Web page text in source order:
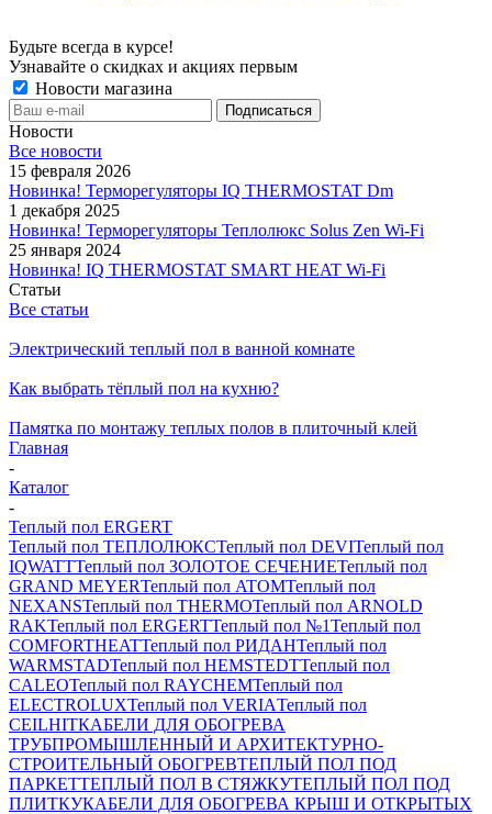
Будьте всегда в курсе!
Узнавайте о скидках и акциях первым
Новости магазина
Новости
Все новости
15 февраля 2026
Новинка! Терморегуляторы IQ THERMOSTAT Dm
1 декабря 2025
Новинка! Терморегуляторы Теплолюкс Solus Zen Wi-Fi
25 января 2024
Новинка! IQ THERMOSTAT SMART HEAT Wi-Fi
Статьи
Все статьи
Электрический теплый пол в ванной комнате
Как выбрать тёплый пол на кухню?
Памятка по монтажу теплых полов в плиточный клей
Главная
-
Каталог
-
Теплый пол ERGERT
Теплый пол ТЕПЛОЛЮКСТеплый пол DEVIТеплый пол
IQWATTТеплый пол ЗОЛОТОЕ СЕЧЕНИЕТеплый пол
GRAND MEYERТеплый пол ATOMТеплый пол
NEXANSТеплый пол THERMOТеплый пол ARNOLD
RAKТеплый пол ERGERTТеплый пол №1Теплый пол
COMFORTHEATТеплый пол РИДАНТеплый пол
WARMSTADТеплый пол HEMSTEDTТеплый пол
CALEOТеплый пол RAYCHEMТеплый пол
ELECTROLUXТеплый пол VERIAТеплый пол
CEILHITКАБЕЛИ ДЛЯ ОБОГРЕВА
ТРУБПРОМЫШЛЕННЫЙ И АРХИТЕКТУРНО-
СТРОИТЕЛЬНЫЙ ОБОГРЕВТЕПЛЫЙ ПОЛ ПОД
ПАРКЕТТЕПЛЫЙ ПОЛ В СТЯЖКУТЕПЛЫЙ ПОЛ ПОД
ПЛИТКУКАБЕЛИ ДЛЯ ОБОГРЕВА КРЫШ И ОТКРЫТЫХ